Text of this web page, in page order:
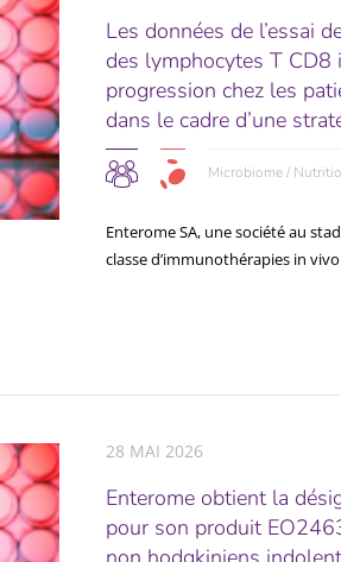
Les données de l’essai
des lymphocytes T CD8
progression chez les
dans le cadre d’une
Microbiome /
Enterome SA, une société au
classe d’immunothérapies in
28 MAI 2026
Enterome obtient la
pour son produit